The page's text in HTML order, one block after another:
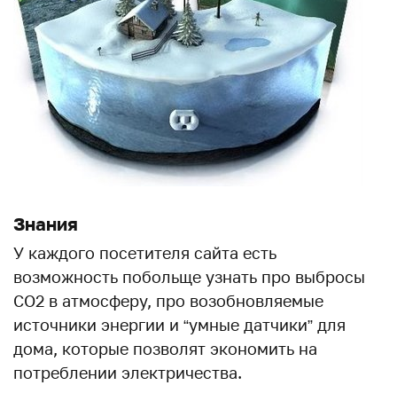
Знания
У каждого посетителя сайта есть
возможность побольще узнать про выбросы
СО2 в атмосферу, про возобновляемые
источники энергии и “умные датчики” для
дома, которые позволят экономить на
потреблении электричества.